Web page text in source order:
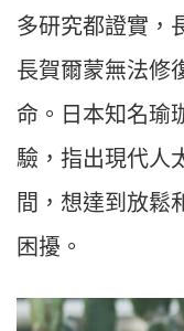
多研究都證實，
長賀爾蒙無法修
命。日本知名瑜
驗，指出現代人
間，想達到放鬆
困擾。